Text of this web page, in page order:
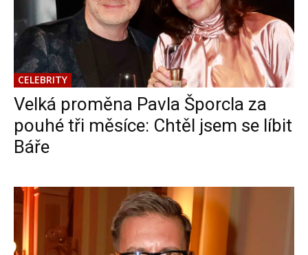
CELEBRITY
Velká proměna Pavla Šporcla za
pouhé tři měsíce: Chtěl jsem se líbit
Báře